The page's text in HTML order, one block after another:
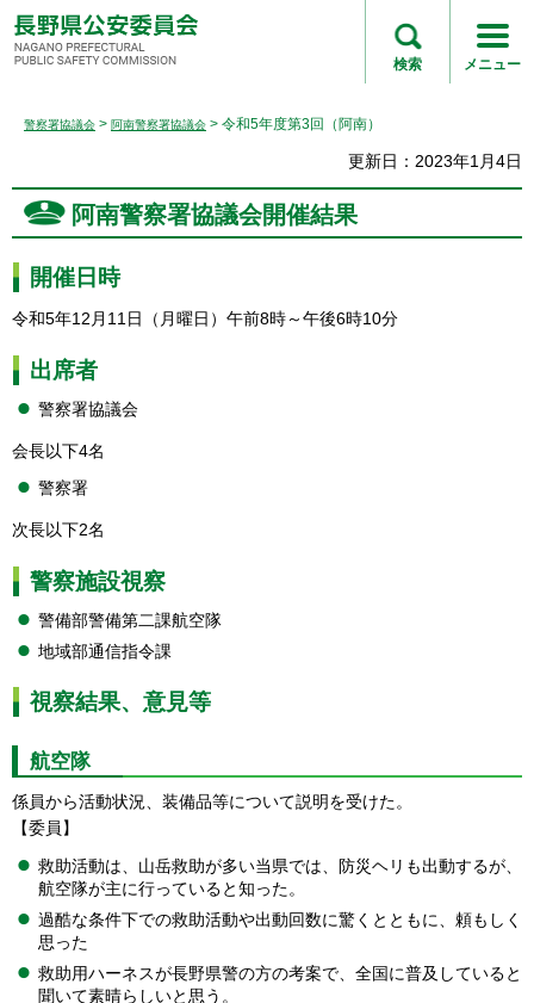
長野県公安委員会
NAGANO
COMMISSION
検索 メニュー
警察署協議会 > 阿南警察署協議会 > 令和5年度第3回（阿南）
更新日：2023年1月4日
阿南警察署協議会開催結果
開催日時
令和5年12月11日（月曜日）午前8時～午後6時10分
出席者
警察署協議会
会長以下4名
警察署
次長以下2名
警察施設視察
警備部警備第二課航空隊
地域部通信指令課
視察結果、意見等
航空隊
係員から活動状況、装備品等について説明を受けた。
【委員】
救助活動は、山岳救助が多い当県では、防災ヘリも出動するが、
航空隊が主に行っていると知った。
過酷な条件下での救助活動や出動回数に驚くとともに、頼もしく
思った
救助用ハーネスが長野県警の方の考案で、全国に普及していると
聞いて素晴らしいと思う。